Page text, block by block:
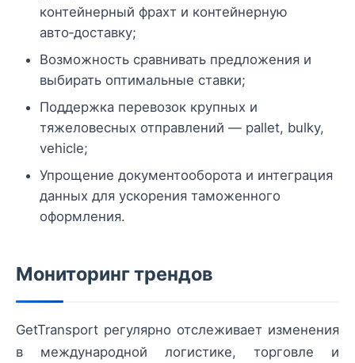
контейнерный фрахт и контейнерную
авто‑доставку;
Возможность сравнивать предложения и
выбирать оптимальные ставки;
Поддержка перевозок крупных и
тяжеловесных отправлений — pallet, bulky,
vehicle;
Упрощение документооборота и интеграция
данных для ускорения таможенного
оформления.
Мониторинг трендов
GetTransport регулярно отслеживает изменения
в международной логистике, торговле и